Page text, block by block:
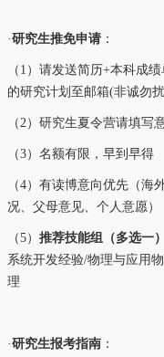
·研究生推免申请 ：
（1）请发送简历+本科成
的研究计划至邮箱(非诚勿
（2）研究生夏令营请填写
（3）名额有限，早到早得
（4）有读博意向优先（
况、父母意见、个人意愿）
（5） 推荐技能组（多选一）
系统开发经验/物理与应用
理
·研究生报考指南 ：